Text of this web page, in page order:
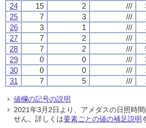
24
15 2 ///
25
7 3 ///
26
3 1 ///
27
7 2 ///
28
7 2 ///
29
0 0 ///
30
0 0 ///
31
7 5 ///
値欄の記号の説明
2021年3月2日より、アメダスの日照時
せん。詳しくは要素ごとの値の補足説明